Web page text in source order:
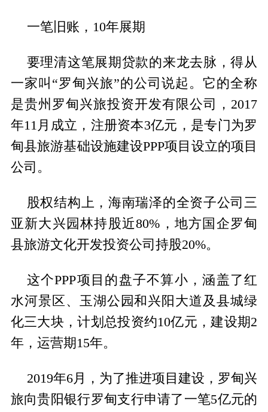
一笔旧账，10年展期
要理清这笔展期贷款的来龙去脉，得从
一家叫“罗甸兴旅”的公司说起。它的全称
是贵州罗甸兴旅投资开发有限公司，2017
年11月成立，注册资本3亿元，是专门为罗
甸县旅游基础设施建设PPP项目设立的项目
公司。
股权结构上，海南瑞泽的全资子公司三
亚新大兴园林持股近80%，地方国企罗甸
县旅游文化开发投资公司持股20%。
这个PPP项目的盘子不算小，涵盖了红
水河景区、玉湖公园和兴阳大道及县城绿
化三大块，计划总投资约10亿元，建设期2
年，运营期15年。
2019年6月，为了推进项目建设，罗甸兴
旅向贵阳银行罗甸支行申请了一笔5亿元的